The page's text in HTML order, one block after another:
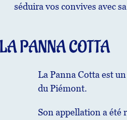
séduira vos convives avec
PANNA COTTA
La Panna Cotta est
du Piémont.
Son appellation a été